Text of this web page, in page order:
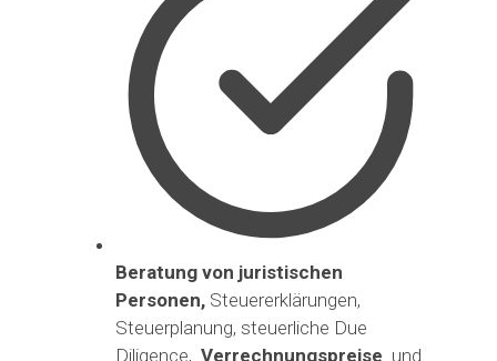
Beratung von juristischen
Personen, Steuererklärungen,
Steuerplanung, steuerliche Due
Diligence, Verrechnungspreise und